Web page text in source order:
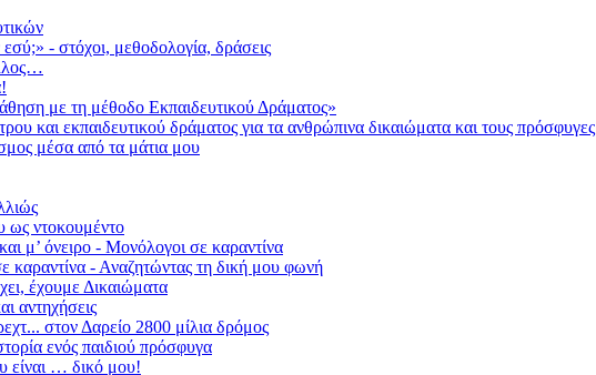
- στόχοι, μεθοδολογία, δράσεις
με τη μέθοδο Εκπαιδευτικού Δράματος»
και εκπαιδευτικού δράματος για τα ανθρώπινα δικαιώματα και τους πρόσφυγες
μέσα από τα μάτια μου
ως ντοκουμέντο
μ’ όνειρο - Μονόλογοι σε καραντίνα
καραντίνα - Αναζητώντας τη δική μου φωνή
έχουμε Δικαιώματα
αντηχήσεις
στον Δαρείο 2800 μίλια δρόμος
ενός παιδιού πρόσφυγα
είναι … δικό μου!